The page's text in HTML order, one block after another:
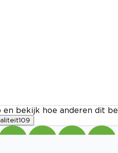
bekijk hoe anderen dit
109